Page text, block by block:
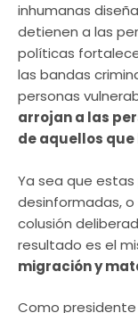
inhumanas
detienen a las
políticas
las bandas
personas
arrojan a las
de aquellos
Ya sea que
desinformadas,
colusión
resultado es el
migración y
Como presidente